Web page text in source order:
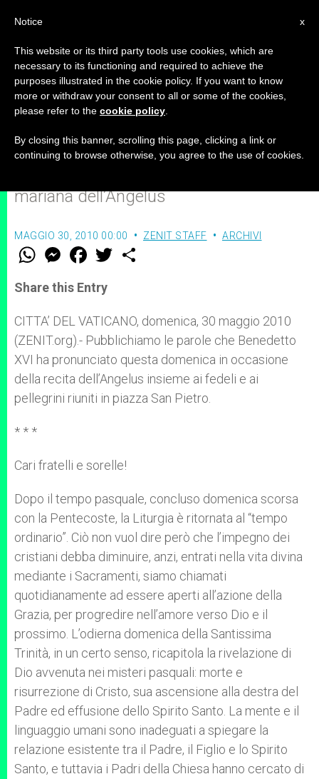
Benedetto XVI: la Trinità divina
dimora in noi dal Battesimo
mariana dell’Angelus
MAGGIO 30, 2010 00:00 ZENIT STAFF ARCHIVI
W
t
s
p
p
M
e
s
e
g
e
r
F
a
e
b
o
k
w
r
Share this Entry
CITTA’ DEL VATICANO, domenica, 30 maggio 2010
(ZENIT.org).- Pubblichiamo le parole che Benedetto
XVI ha pronunciato questa domenica in occasione
della recita dell’Angelus insieme ai fedeli e ai
pellegrini riuniti in piazza San Pietro.
* * *
Cari fratelli e sorelle!
Dopo il tempo pasquale, concluso domenica scorsa
con la Pentecoste, la Liturgia è ritornata al “tempo
ordinario”. Ciò non vuol dire però che l’impegno dei
cristiani debba diminuire, anzi, entrati nella vita divina
mediante i Sacramenti, siamo chiamati
quotidianamente ad essere aperti all’azione della
Grazia, per progredire nell’amore verso Dio e il
prossimo. L’odierna domenica della Santissima
Trinità, in un certo senso, ricapitola la rivelazione di
Dio avvenuta nei misteri pasquali: morte e
risurrezione di Cristo, sua ascensione alla destra del
Padre ed effusione dello Spirito Santo. La mente e il
linguaggio umani sono inadeguati a spiegare la
relazione esistente tra il Padre, il Figlio e lo Spirito
Santo, e tuttavia i Padri della Chiesa hanno cercato di
x
Notice
This website or its third party tools use cookies, which are
necessary to its functioning and required to achieve the
purposes illustrated in the cookie policy. If you want to know
more or withdraw your consent to all or some of the cookies,
please refer to the cookie policy
By closing this banner, scrolling this page, clicking a link or
continuing to browse otherwise, you agree to the use of cookies.